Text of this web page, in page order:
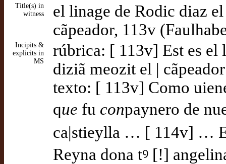
Title(s) in
witness
el linage de Rodic diaz
cãpeador, 113v
Incipits &
explicits in
MS
rúbrica: [ 113v] Est es el
diziã meozit el | cãpeador
texto: [ 113v] Como
que fu conpaynero de
ca|stieylla … [ 114v] …
Reyna dona tꝰ [!]